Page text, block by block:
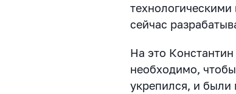
сейчас
На это
необходимо,
укрепился, и были